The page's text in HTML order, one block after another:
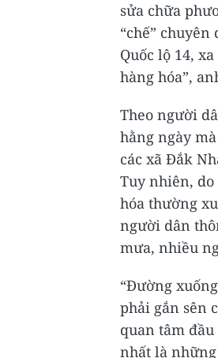
sửa chữa
“chế”
Quốc lộ 14,
hàng hóa”,
Theo người
hằng ngày
các xã Đắk
Tuy nhiên,
hóa thường
người dân
mưa, nhiều
“Đường
phải gắn sên
quan tâm
nhất là